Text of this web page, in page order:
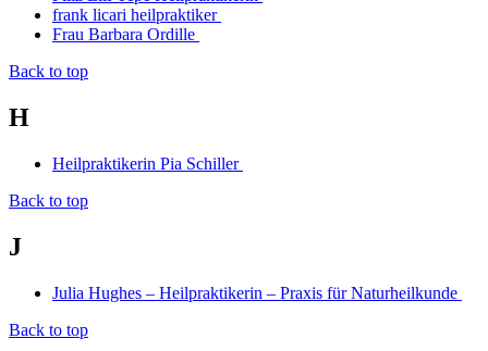
frank licari heilpraktiker
Frau Barbara Ordille
Back to top
H
Heilpraktikerin Pia Schiller
Back to top
J
Julia Hughes – Heilpraktikerin – Praxis für Naturheilkunde
Back to top